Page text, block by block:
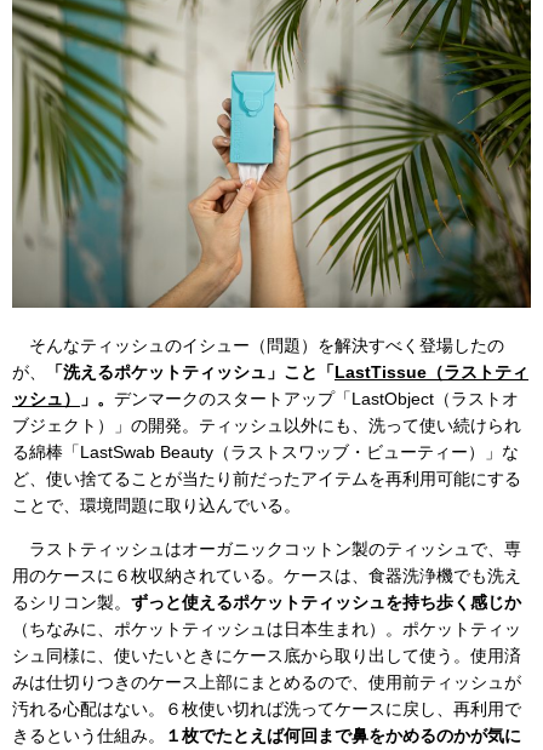
そんなティッシュのイシュー（問題）を解決すべく登場したの
が、
「洗えるポケットティッシュ」こと「LastTissue（ラストティ
ッシュ）
」。 デンマークのスタートアップ「LastObject（ラストオ
ブジェクト）」の開発。ティッシュ以外にも、洗って使い続けられ
る綿棒「LastSwab Beauty（ラストスワッブ・ビューティー）」な
ど、使い捨てることが当たり前だったアイテムを再利用可能にする
ことで、環境問題に取り込んでいる。
ラストティッシュはオーガニックコットン製のティッシュで、専
用のケースに６枚収納されている。ケースは、食器洗浄機でも洗え
るシリコン製。 ずっと使えるポケットティッシュを持ち歩く感じか
（ちなみに、ポケットティッシュは日本生まれ）。ポケットティッ
シュ同様に、使いたいときにケース底から取り出して使う。使用済
みは仕切りつきのケース上部にまとめるので、使用前ティッシュが
汚れる心配はない。６枚使い切れば洗ってケースに戻し、再利用で
きるという仕組み。
１枚でたとえば何回まで鼻をかめるのかが気に